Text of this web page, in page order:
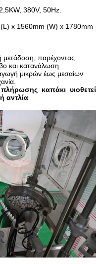
380V, 50Hz.
x 1560mm (W) x 1780mm
μετάδοση, παρέχοντας
και κατανάλωση
μικρών έως μεσαίων
καπάκι υιοθετεί
αντλία